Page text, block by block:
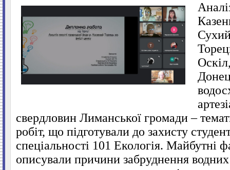
свердловин Лиманської громади –
робіт, що підготували до захисту
спеціальності 101 Екологія. Майбутні
описували причини забруднення водних